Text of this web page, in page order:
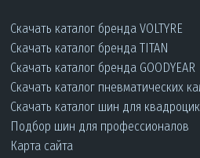
Скачать каталог бренда VOLTYRE
Скачать каталог бренда TITAN
Скачать каталог бренда GOODYEAR
Скачать каталог пневматических
Скачать каталог шин для
Подбор шин для профессионалов
Карта сайта